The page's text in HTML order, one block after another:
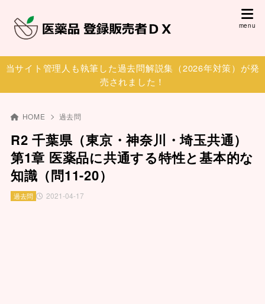
当サイト管理人も執筆した過去問解説集（2026年対策）が発
売されました！
HOME 過去問
R2 千葉県（東京・神奈川・埼玉共通）
第1章 医薬品に共通する特性と基本的な
知識（問11-20）
2021-04-17
過去問